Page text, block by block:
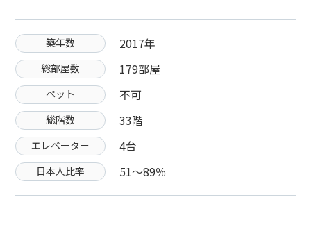
築年数 2017年
総部屋数 179部屋
ペット 不可
総階数 33階
エレベーター 4台
日本人比率 51〜89％